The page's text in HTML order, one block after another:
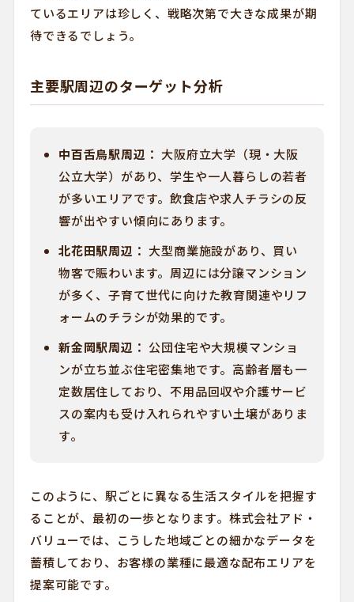
ているエリアは珍しく、戦略次第で大きな成果が期
待できるでしょう。
主要駅周辺のターゲット分析
中百舌鳥駅周辺： 大阪府立大学（現・大阪
公立大学）があり、学生や一人暮らしの若者
が多いエリアです。飲食店や求人チラシの反
響が出やすい傾向にあります。
北花田駅周辺： 大型商業施設があり、買い
物客で賑わいます。周辺には分譲マンション
が多く、子育て世代に向けた教育関連やリフ
ォームのチラシが効果的です。
新金岡駅周辺： 公団住宅や大規模マンショ
ンが立ち並ぶ住宅密集地です。高齢者層も一
定数居住しており、不用品回収や介護サービ
スの案内も受け入れられやすい土壌がありま
す。
このように、駅ごとに異なる生活スタイルを把握す
ることが、最初の一歩となります。株式会社アド・
バリューでは、こうした地域ごとの細かなデータを
蓄積しており、お客様の業種に最適な配布エリアを
提案可能です。